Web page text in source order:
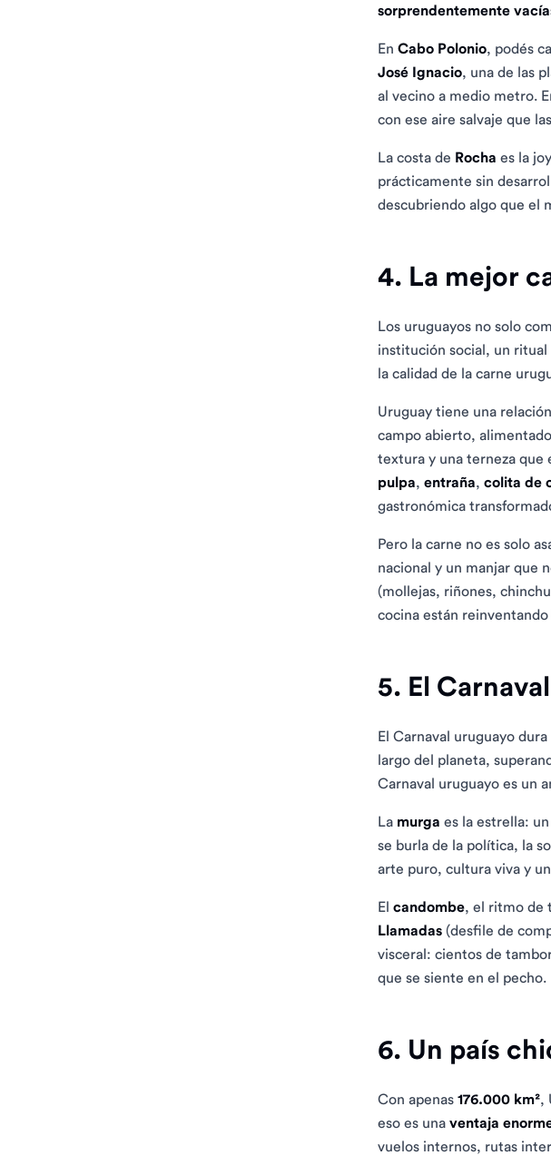
sorprendentemente
En Cabo Polonio, podés
José Ignacio, una de las
al vecino a medio metro.
con ese aire salvaje que
La costa de Rocha es la
prácticamente sin
descubriendo algo que el
4. La mejor
Los uruguayos no solo
institución social, un ritual
la calidad de la carne
Uruguay tiene una relación
campo abierto,
textura y una terneza que
pulpa, entraña, colita de
gastronómica
Pero la carne no es solo
nacional y un manjar que
(mollejas, riñones,
cocina están
5. El
El Carnaval uruguayo dura
largo del planeta,
Carnaval uruguayo es un
La murga es la estrella:
se burla de la política, la
arte puro, cultura viva y
El candombe, el ritmo de
Llamadas (desfile de
visceral: cientos de
que se siente en el
6. Un país
Con apenas 176.000 km²,
eso es una ventaja
vuelos internos, rutas